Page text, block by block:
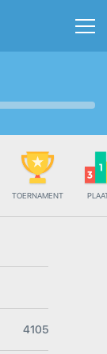
TOERNAMENT
4105